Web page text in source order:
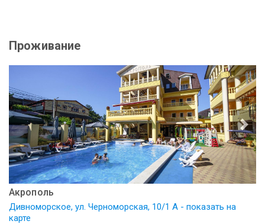
Проживание
Акрополь
Дивноморское, ул. Черноморская, 10/1 А - показать на
карте